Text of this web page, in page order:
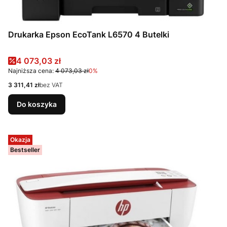
Drukarka Epson EcoTank L6570 4 Butelki
Cena promocyjna
4 073,03 zł
Najniższa cena: 4 073,03 zł0%
Cena
3 311,41 złbez VAT
Do koszyka
Okazja
Bestseller